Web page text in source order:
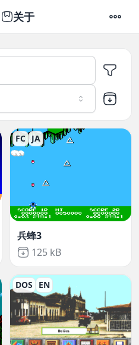
关于 设置
FC JA
兵蜂3
Not downloaded
125 kB
DOS EN